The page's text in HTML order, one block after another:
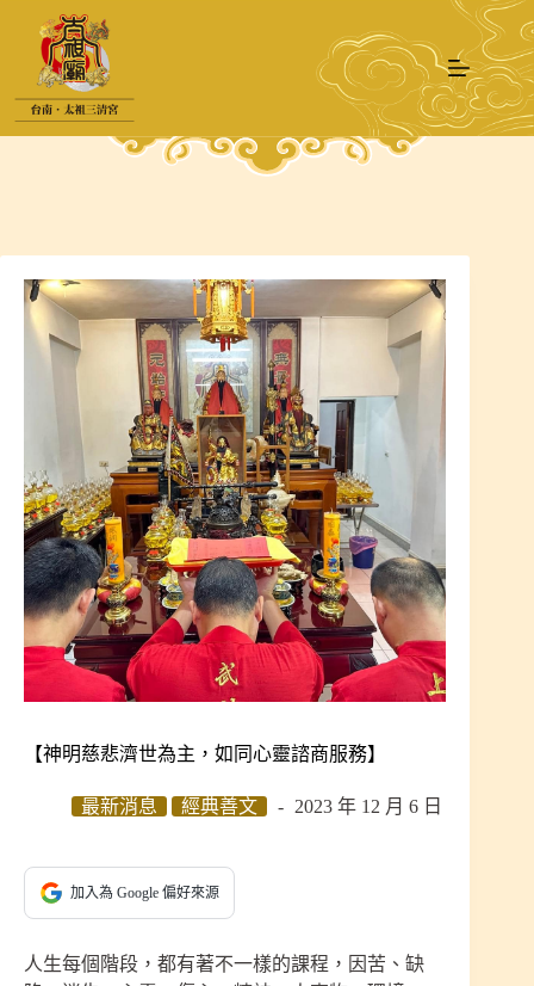
要
【神明慈悲濟世為主，如同心靈諮商服務】
最新消息 經典善文 2023 年 12 月 6 日
加入為 Google 偏好來源
人生每個階段，都有著不一樣的課程，因苦、缺